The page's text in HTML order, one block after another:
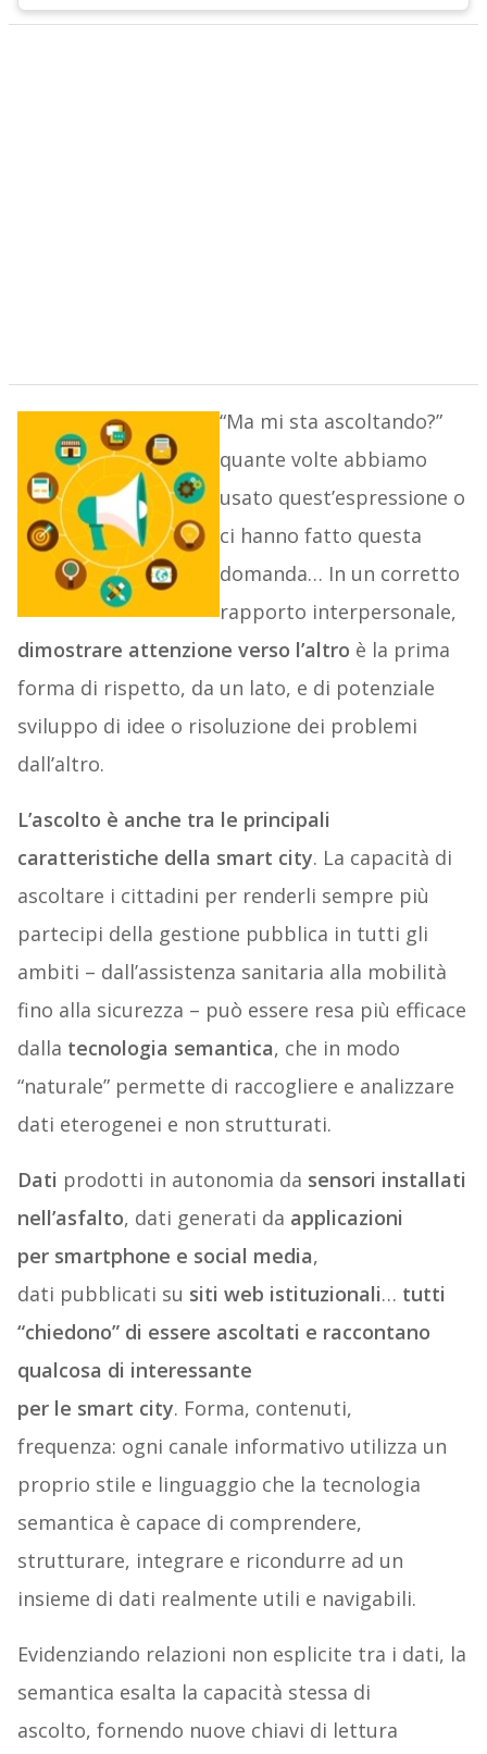
“Ma mi sta ascoltando?”
quante volte abbiamo
usato quest’espressione o
ci hanno fatto questa
domanda… In un corretto
rapporto interpersonale,
dimostrare attenzione verso l’altro è la prima
forma di rispetto, da un lato, e di potenziale
sviluppo di idee o risoluzione dei problemi
dall’altro.
L’ascolto è anche tra le principali
caratteristiche della smart city. La capacità di
ascoltare i cittadini per renderli sempre più
partecipi della gestione pubblica in tutti gli
ambiti – dall’assistenza sanitaria alla mobilità
fino alla sicurezza – può essere resa più efficace
dalla tecnologia semantica, che in modo
“naturale” permette di raccogliere e analizzare
dati eterogenei e non strutturati.
Dati prodotti in autonomia da sensori installati
nell’asfalto, dati generati da applicazioni
per smartphone e social media,
dati pubblicati su siti web istituzionali… tutti
“chiedono” di essere ascoltati e raccontano
qualcosa di interessante
per le smart city. Forma, contenuti,
frequenza: ogni canale informativo utilizza un
proprio stile e linguaggio che la tecnologia
semantica è capace di comprendere,
strutturare, integrare e ricondurre ad un
insieme di dati realmente utili e navigabili.
Evidenziando relazioni non esplicite tra i dati, la
semantica esalta la capacità stessa di
ascolto, fornendo nuove chiavi di lettura